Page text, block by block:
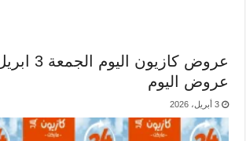
عروض اليوم
3 أبريل، 2026